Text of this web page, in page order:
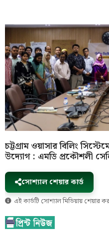
চট্টগ্রাম ওয়াসার বিলিং
উদ্যোগ : এমডি প্রকৌশলী
সোশ্যাল শেয়ার কার্ড
এই কার্ডটি সোশ্যাল মিডিয়ায় শেয়ার